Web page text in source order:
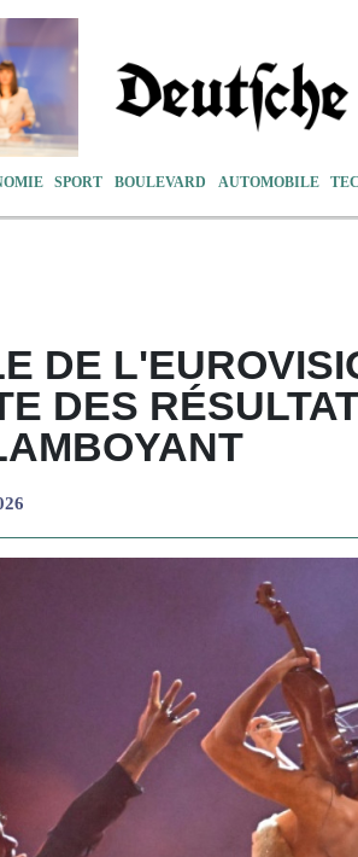
SPORT BOULEVARD AUTOMOBILE
DE
DES